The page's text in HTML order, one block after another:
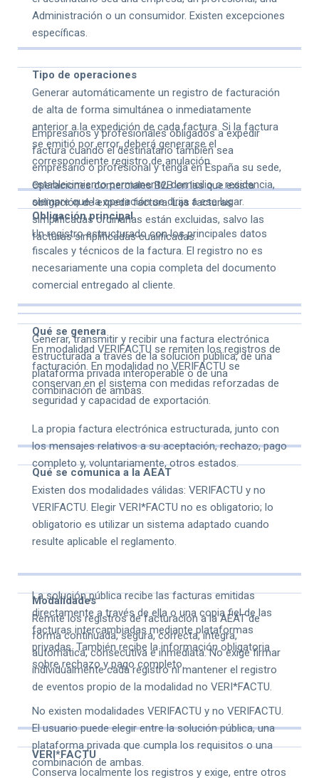
Empresarios y profesionales obligados a expedir
factura cuando el destinatario también sea
empresario o profesional y tenga en España su sede,
establecimiento permanente, domicilio o residencia,
siempre que la operación se dirija a ese lugar.
Administración o un consumidor. Existen excepciones
específicas.
Tipo de operaciones
Operaciones comerciales B2B en las que exista
obligación de expedir factura. Las facturas
simplificadas ordinarias están excluidas, salvo las
facturas simplificadas cualificadas.
Generar automáticamente un registro de facturación
de alta de forma simultánea o inmediatamente
anterior a la expedición de cada factura. Si la factura
se emitió por error, deberá generarse el
correspondiente registro de anulación.
Obligación principal
Generar, transmitir y recibir una factura electrónica
estructurada a través de la solución pública, de una
plataforma privada interoperable o de una
combinación de ambas.
Un registro estructurado con los principales datos
fiscales y técnicos de la factura. El registro no es
necesariamente una copia completa del documento
comercial entregado al cliente.
Qué se genera
La propia factura electrónica estructurada, junto con
los mensajes relativos a su aceptación, rechazo, pago
completo y, voluntariamente, otros estados.
En modalidad VERIFACTU se remiten los registros de
facturación. En modalidad no VERIFACTU se
conservan en el sistema con medidas reforzadas de
seguridad y capacidad de exportación.
Qué se comunica a la AEAT
La solución pública recibe las facturas emitidas
directamente a través de ella o una copia fiel de las
facturas intercambiadas mediante plataformas
privadas. También recibe la información obligatoria
sobre rechazo y pago completo.
Existen dos modalidades válidas: VERIFACTU y no
VERIFACTU. Elegir VERI*FACTU no es obligatorio; lo
obligatorio es utilizar un sistema adaptado cuando
resulte aplicable el reglamento.
Modalidades
No existen modalidades VERIFACTU y no VERIFACTU.
El usuario puede elegir entre la solución pública, una
plataforma privada que cumpla los requisitos o una
combinación de ambas.
Remite los registros de facturación a la AEAT de
forma continuada, segura, correcta, íntegra,
automática, consecutiva e inmediata. No exige firmar
individualmente cada registro ni mantener el registro
de eventos propio de la modalidad no VERI*FACTU.
VERI*FACTU
Conserva localmente los registros y exige, entre otros